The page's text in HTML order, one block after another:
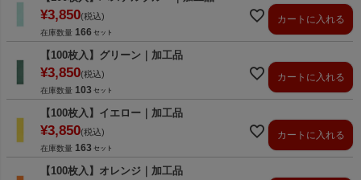
¥3,850 税込
在庫数量 166
カートに入れる
【100枚入】グリーン｜加工品
¥3,850 税込
在庫数量 103
カートに入れる
【100枚入】イエロー｜加工品
¥3,850 税込
在庫数量 163
カートに入れる
【100枚入】オレンジ｜加工品